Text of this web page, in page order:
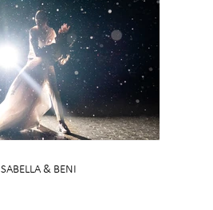
ISABELLA & BENI